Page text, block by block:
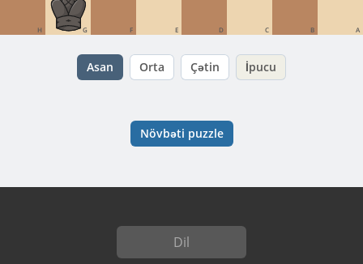
H G F E D C B A
Asan Orta Çətin İpucu
Növbəti puzzle
Dil